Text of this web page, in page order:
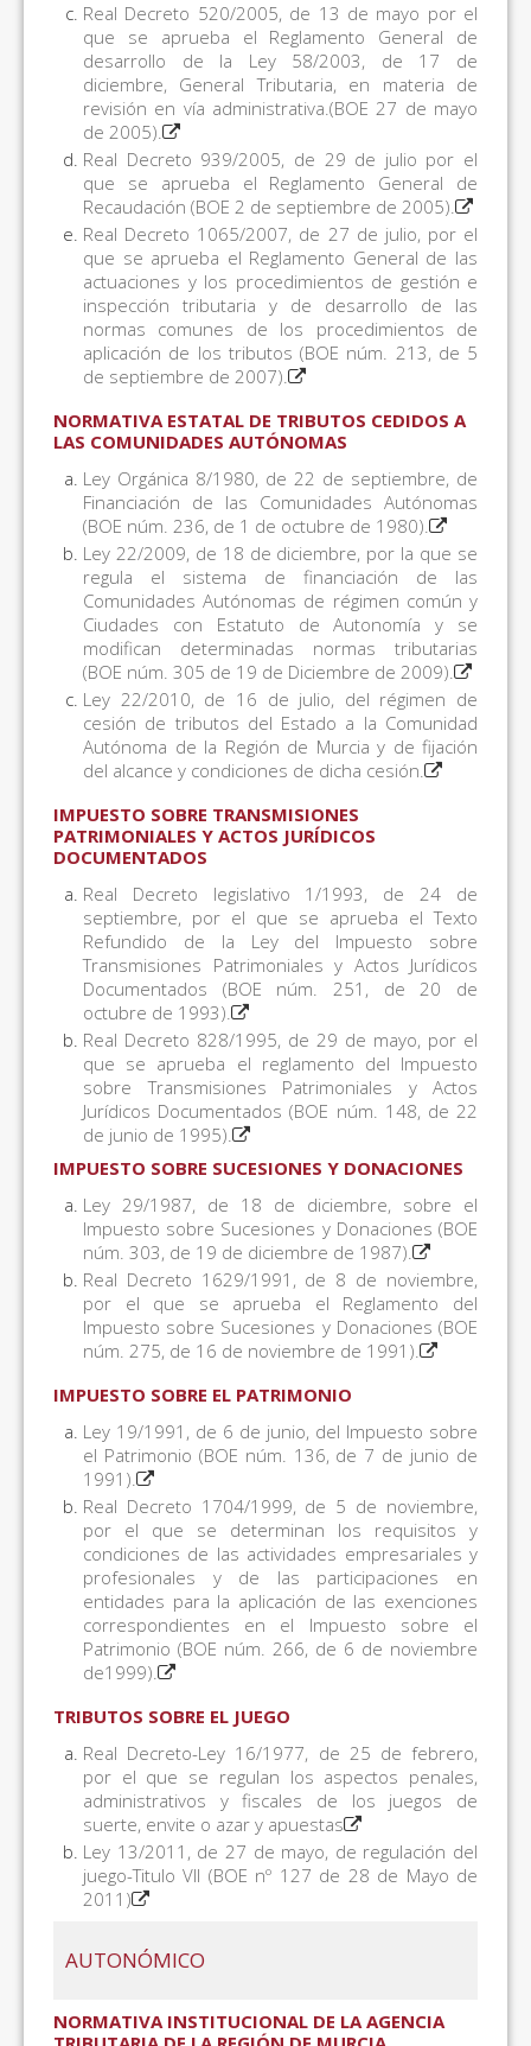
Real Decreto 520/2005, de 13 de mayo por el
que se aprueba el Reglamento General de
desarrollo de la Ley 58/2003, de 17 de
diciembre, General Tributaria, en materia de
revisión en vía administrativa.(BOE 27 de mayo
de 2005).
Real Decreto 939/2005, de 29 de julio por el
que se aprueba el Reglamento General de
Recaudación (BOE 2 de septiembre de 2005).
Real Decreto 1065/2007, de 27 de julio, por el
que se aprueba el Reglamento General de las
actuaciones y los procedimientos de gestión e
inspección tributaria y de desarrollo de las
normas comunes de los procedimientos de
aplicación de los tributos (BOE núm. 213, de 5
de septiembre de 2007).
NORMATIVA ESTATAL DE TRIBUTOS CEDIDOS A
LAS COMUNIDADES AUTÓNOMAS
Ley Orgánica 8/1980, de 22 de septiembre, de
Financiación de las Comunidades Autónomas
(BOE núm. 236, de 1 de octubre de 1980).
Ley 22/2009, de 18 de diciembre, por la que se
regula el sistema de financiación de las
Comunidades Autónomas de régimen común y
Ciudades con Estatuto de Autonomía y se
modifican determinadas normas tributarias
(BOE núm. 305 de 19 de Diciembre de 2009).
Ley 22/2010, de 16 de julio, del régimen de
cesión de tributos del Estado a la Comunidad
Autónoma de la Región de Murcia y de fijación
del alcance y condiciones de dicha cesión.
IMPUESTO SOBRE TRANSMISIONES
PATRIMONIALES Y ACTOS JURÍDICOS
DOCUMENTADOS
Real Decreto legislativo 1/1993, de 24 de
septiembre, por el que se aprueba el Texto
Refundido de la Ley del Impuesto sobre
Transmisiones Patrimoniales y Actos Jurídicos
Documentados (BOE núm. 251, de 20 de
octubre de 1993).
Real Decreto 828/1995, de 29 de mayo, por el
que se aprueba el reglamento del Impuesto
sobre Transmisiones Patrimoniales y Actos
Jurídicos Documentados (BOE núm. 148, de 22
de junio de 1995).
IMPUESTO SOBRE SUCESIONES Y DONACIONES
Ley 29/1987, de 18 de diciembre, sobre el
Impuesto sobre Sucesiones y Donaciones (BOE
núm. 303, de 19 de diciembre de 1987).
Real Decreto 1629/1991, de 8 de noviembre,
por el que se aprueba el Reglamento del
Impuesto sobre Sucesiones y Donaciones (BOE
núm. 275, de 16 de noviembre de 1991).
IMPUESTO SOBRE EL PATRIMONIO
Ley 19/1991, de 6 de junio, del Impuesto sobre
el Patrimonio (BOE núm. 136, de 7 de junio de
1991).
Real Decreto 1704/1999, de 5 de noviembre,
por el que se determinan los requisitos y
condiciones de las actividades empresariales y
profesionales y de las participaciones en
entidades para la aplicación de las exenciones
correspondientes en el Impuesto sobre el
Patrimonio (BOE núm. 266, de 6 de noviembre
de1999).
TRIBUTOS SOBRE EL JUEGO
Real Decreto-Ley 16/1977, de 25 de febrero,
por el que se regulan los aspectos penales,
administrativos y fiscales de los juegos de
suerte, envite o azar y apuestas
Ley 13/2011, de 27 de mayo, de regulación del
juego-Titulo VII (BOE nº 127 de 28 de Mayo de
2011)
AUTONÓMICO
NORMATIVA INSTITUCIONAL DE LA AGENCIA